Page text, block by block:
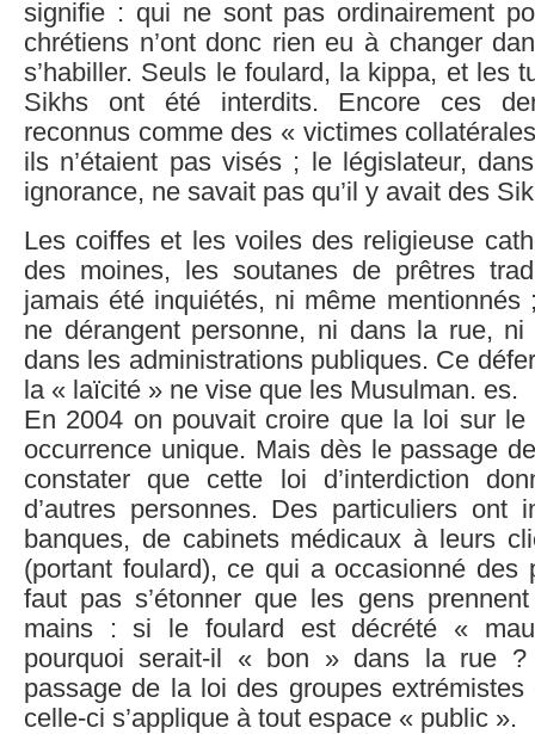
signifie : qui ne sont pas ordinairement
chrétiens n’ont donc rien eu à changer
s’habiller. Seuls le foulard, la kippa, et les
Sikhs ont été interdits. Encore ces
reconnus comme des « victimes
ils n’étaient pas visés ; le législateur,
ignorance, ne savait pas qu’il y avait des
Les coiffes et les voiles des religieuse
des moines, les soutanes de prêtres
jamais été inquiétés, ni même mentionnés
ne dérangent personne, ni dans la rue,
dans les administrations publiques. Ce
la « laïcité » ne vise que les Musulman. es.
En 2004 on pouvait croire que la loi sur le
occurrence unique. Mais dès le passage
constater que cette loi d’interdiction
d’autres personnes. Des particuliers ont
banques, de cabinets médicaux à leurs
(portant foulard), ce qui a occasionné des
faut pas s’étonner que les gens
mains : si le foulard est décrété «
pourquoi serait-il « bon » dans la rue ?
passage de la loi des groupes extrémistes
celle-ci s’applique à tout espace « public ».